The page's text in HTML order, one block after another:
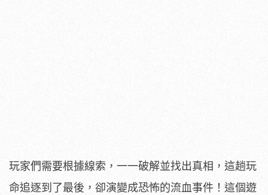
玩家們需要根據線索，一一破解並找出真相，這趟玩
命追逐到了最後，卻演變成恐怖的流血事件！這個遊